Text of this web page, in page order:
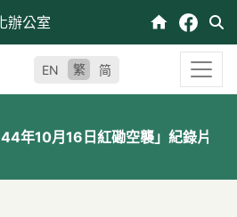
辦公室
EN 繁 简
年10月16日紅磡空襲」紀錄片